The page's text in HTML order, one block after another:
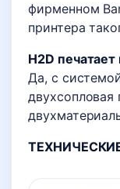
фирменном
принтера
H2D печатает
Да, с
двухсопловая